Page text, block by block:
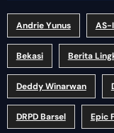
Andrie Yunus AS-
Bekasi Berita
Deddy Winarwan
DRPD Barsel Epic